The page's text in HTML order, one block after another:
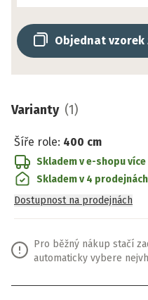
Objednat vzorek
Varianty (1)
Šíře role: 400 cm
Skladem v e-shopuvíce
Skladem v 4 prodejnách
Dostupnost na prodejnách
Pro běžný nákup stačí
automaticky vybere